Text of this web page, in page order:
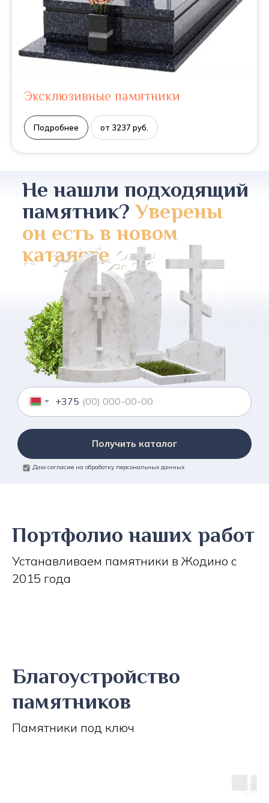
Эксклюзивные памятники
Подробнее от 3237 руб.
Не нашли подходящий
памятник?Уверены
он есть в новом
каталоге
+375
Получить каталог
Даю согласие на обработку персональных данных
Портфолио наших работ
Устанавливаем памятники в Жодино с
2015 года
Благоустройство
памятников
Памятники под ключ